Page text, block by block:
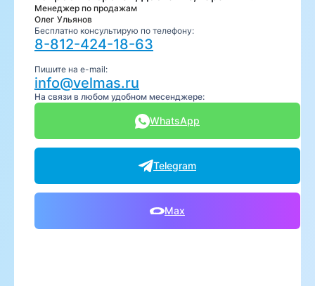
Менеджер по продажам
Олег Ульянов
Бесплатно консультирую по телефону:
8-812-424-18-63
Пишите на e-mail:
info@velmas.ru
На связи в любом удобном месенджере:
WhatsApp
Telegram
Max